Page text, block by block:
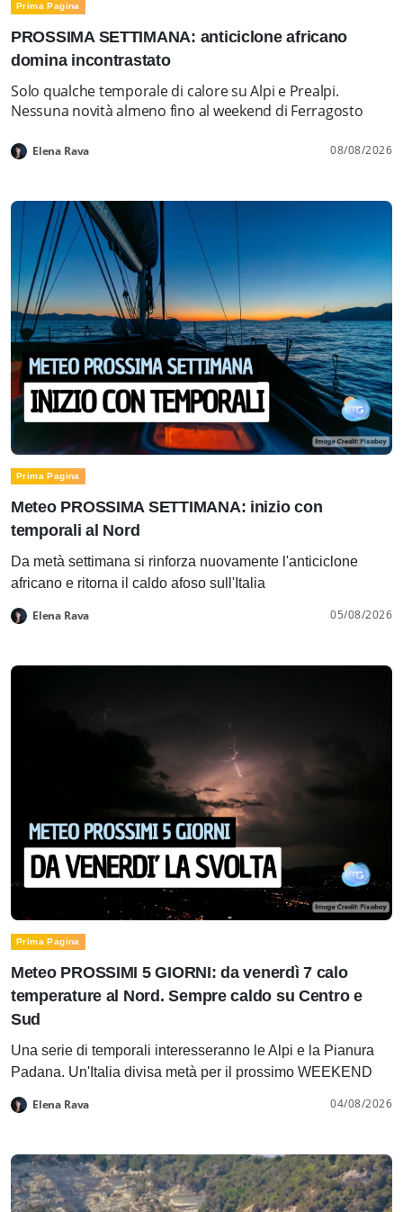
Prima Pagina
PROSSIMA SETTIMANA: anticiclone africano
domina incontrastato
Solo qualche temporale di calore su Alpi e Prealpi.
Nessuna novità almeno fino al weekend di Ferragosto
Elena Rava 08/08/2026
Prima Pagina
Meteo PROSSIMA SETTIMANA: inizio con
temporali al Nord
Da metà settimana si rinforza nuovamente l'anticiclone
africano e ritorna il caldo afoso sull'Italia
Elena Rava 05/08/2026
Prima Pagina
Meteo PROSSIMI 5 GIORNI: da venerdì 7 calo
temperature al Nord. Sempre caldo su Centro e
Sud
Una serie di temporali interesseranno le Alpi e la Pianura
Padana. Un'Italia divisa metà per il prossimo WEEKEND
Elena Rava 04/08/2026